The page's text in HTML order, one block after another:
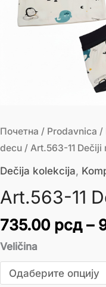
Почетна / Prodavnica /
decu / Art.563-11
Dečija kolekcija,
Art.563-11
735.00 рсд –
Veličina